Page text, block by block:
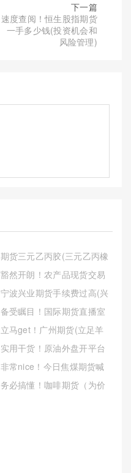
下一篇
速度查阅！恒生股指期货
一手多少钱(投资机会和
风险管理)
期货三元乙丙胶(三元乙丙橡
胶期货)
豁然开朗！农产品现货交易
(电子农产品现货交易)
宁波兴业期货手续费过高(兴
业期货手续费很贵)
备受瞩目！国际期货直播室
面粉喊单(实时指导与市场分
析)
立马get！广州期货(立足羊
城，面向世界)
实用干货！原油外盘开平台
(全面解析与指南)
非常nice！今日焦煤期货喊
单直播行情(焦煤市场动态与
投资策略)
务必搞懂！咖啡期货（为价